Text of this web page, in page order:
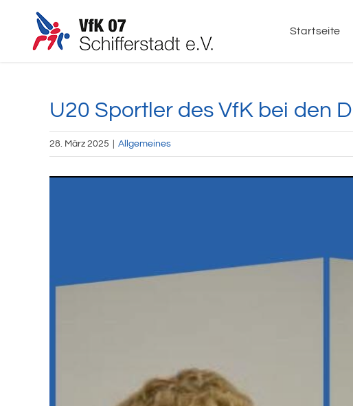
springen
Startseite
U20 Sportler des VfK bei den
28. März 2025 Allgemeines